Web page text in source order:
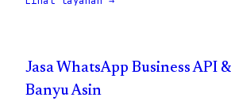
Jasa WhatsApp Business API
Banyu Asin